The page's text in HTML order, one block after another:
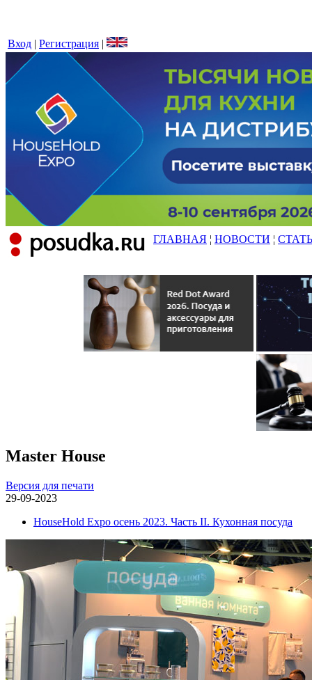
Вход | Регистрация |
ГЛАВНАЯ ¦ НОВОСТИ ¦
Master House
Версия для печати
29-09-2023
HouseHold Expo осень 2023. Часть II. Кухонная посуда